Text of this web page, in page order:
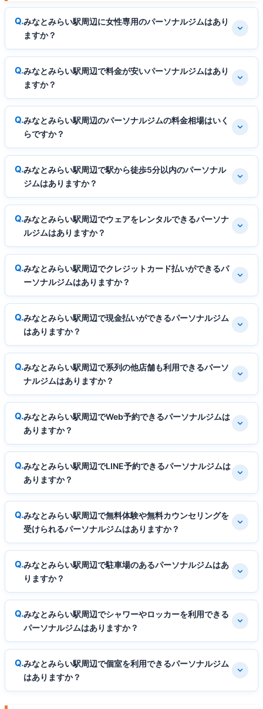
みなとみらい駅周辺に女性専用のパーソナルジムはあり
ますか？
みなとみらい駅周辺で料金が安いパーソナルジムはあり
ますか？
みなとみらい駅周辺のパーソナルジムの料金相場はいく
らですか？
みなとみらい駅周辺で駅から徒歩5分以内のパーソナル
ジムはありますか？
みなとみらい駅周辺でウェアをレンタルできるパーソナ
ルジムはありますか？
みなとみらい駅周辺でクレジットカード払いができるパ
ーソナルジムはありますか？
みなとみらい駅周辺で現金払いができるパーソナルジム
はありますか？
みなとみらい駅周辺で系列の他店舗も利用できるパーソ
ナルジムはありますか？
みなとみらい駅周辺でWeb予約できるパーソナルジムは
ありますか？
みなとみらい駅周辺でLINE予約できるパーソナルジムは
ありますか？
みなとみらい駅周辺で無料体験や無料カウンセリングを
受けられるパーソナルジムはありますか？
みなとみらい駅周辺で駐車場のあるパーソナルジムはあ
りますか？
みなとみらい駅周辺でシャワーやロッカーを利用できる
パーソナルジムはありますか？
みなとみらい駅周辺で個室を利用できるパーソナルジム
はありますか？